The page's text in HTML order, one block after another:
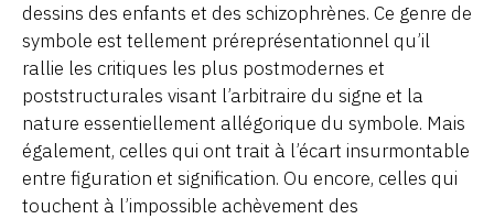
dessins des enfants et des schizophrènes. Ce genre de
symbole est tellement préreprésentationnel qu’il
rallie les critiques les plus postmodernes et
poststructurales visant l’arbitraire du signe et la
nature essentiellement allégorique du symbole. Mais
également, celles qui ont trait à l’écart insurmontable
entre figuration et signification. Ou encore, celles qui
touchent à l’impossible achèvement des